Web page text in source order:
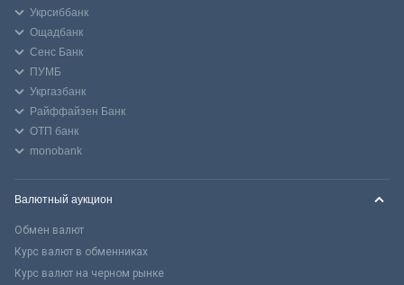
Укрсиббанк
Ощадбанк
Сенс Банк
ПУМБ
Укргазбанк
Райффайзен Банк
ОТП банк
monobank
Валютный аукцион
Обмен валют
Курс валют в обменниках
Курс валют на черном рынке